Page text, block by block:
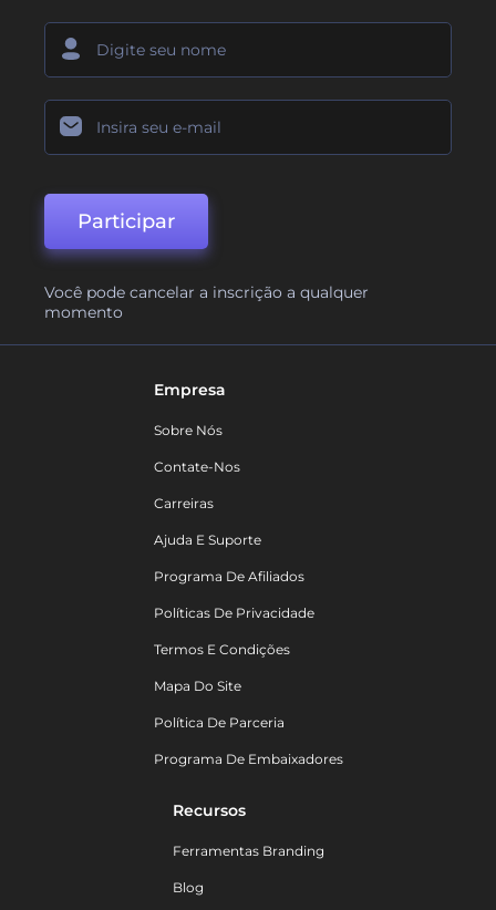
Participar
Você pode cancelar a inscrição a qualquer
momento
Empresa
Sobre Nós
Contate-Nos
Carreiras
Ajuda E Suporte
Programa De Afiliados
Políticas De Privacidade
Termos E Condições
Mapa Do Site
Política De Parceria
Programa De Embaixadores
Recursos
Ferramentas Branding
Blog